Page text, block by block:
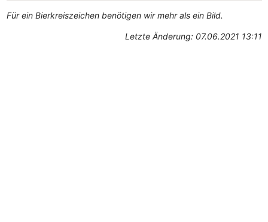
Für ein Bierkreiszeichen benötigen wir mehr als ein Bild.
Letzte Änderung: 07.06.2021 13:11